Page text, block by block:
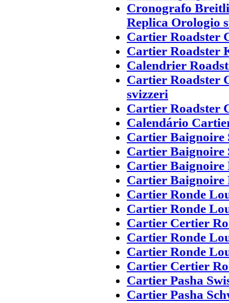
Cronografo
Replica Orologio
Cartier Roadster
Cartier Roadster
Calendrier
Cartier Roadster
svizzeri
Cartier Roadster
Calendário
Cartier Baignoire
Cartier Baignoire
Cartier Baignoire
Cartier Baignoire
Cartier Ronde
Cartier Ronde
Cartier Certier
Cartier Ronde
Cartier Ronde
Cartier Certier
Cartier Pasha
Cartier Pasha